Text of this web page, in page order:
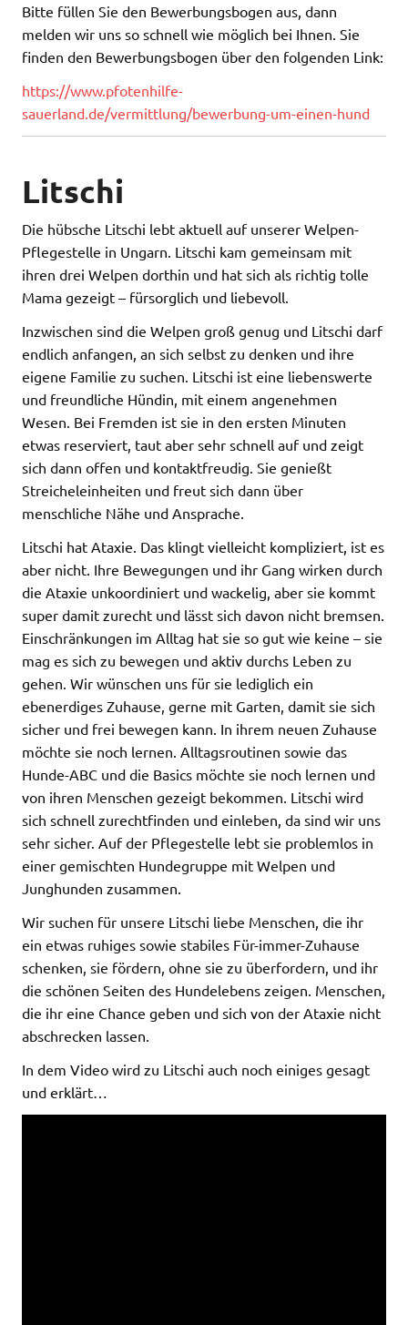
Bitte füllen Sie den Bewerbungsbogen aus, dann
melden wir uns so schnell wie möglich bei Ihnen. Sie
finden den Bewerbungsbogen über den folgenden Link:
https://www.pfotenhilfe-
sauerland.de/vermittlung/bewerbung-um-einen-hund
Litschi
Die hübsche Litschi lebt aktuell auf unserer Welpen-
Pflegestelle in Ungarn. Litschi kam gemeinsam mit
ihren drei Welpen dorthin und hat sich als richtig tolle
Mama gezeigt – fürsorglich und liebevoll.
Inzwischen sind die Welpen groß genug und Litschi darf
endlich anfangen, an sich selbst zu denken und ihre
eigene Familie zu suchen. Litschi ist eine liebenswerte
und freundliche Hündin, mit einem angenehmen
Wesen. Bei Fremden ist sie in den ersten Minuten
etwas reserviert, taut aber sehr schnell auf und zeigt
sich dann offen und kontaktfreudig. Sie genießt
Streicheleinheiten und freut sich dann über
menschliche Nähe und Ansprache.
Litschi hat Ataxie. Das klingt vielleicht kompliziert, ist es
aber nicht. Ihre Bewegungen und ihr Gang wirken durch
die Ataxie unkoordiniert und wackelig, aber sie kommt
super damit zurecht und lässt sich davon nicht bremsen.
Einschränkungen im Alltag hat sie so gut wie keine – sie
mag es sich zu bewegen und aktiv durchs Leben zu
gehen. Wir wünschen uns für sie lediglich ein
ebenerdiges Zuhause, gerne mit Garten, damit sie sich
sicher und frei bewegen kann. In ihrem neuen Zuhause
möchte sie noch lernen. Alltagsroutinen sowie das
Hunde-ABC und die Basics möchte sie noch lernen und
von ihren Menschen gezeigt bekommen. Litschi wird
sich schnell zurechtfinden und einleben, da sind wir uns
sehr sicher. Auf der Pflegestelle lebt sie problemlos in
einer gemischten Hundegruppe mit Welpen und
Junghunden zusammen.
Wir suchen für unsere Litschi liebe Menschen, die ihr
ein etwas ruhiges sowie stabiles Für-immer-Zuhause
schenken, sie fördern, ohne sie zu überfordern, und ihr
die schönen Seiten des Hundelebens zeigen. Menschen,
die ihr eine Chance geben und sich von der Ataxie nicht
abschrecken lassen.
In dem Video wird zu Litschi auch noch einiges gesagt
und erklärt…